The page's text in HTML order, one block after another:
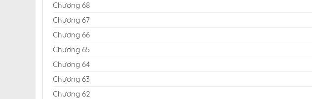
Chương 68
Chương 67
Chương 66
Chương 65
Chương 64
Chương 63
Chương 62